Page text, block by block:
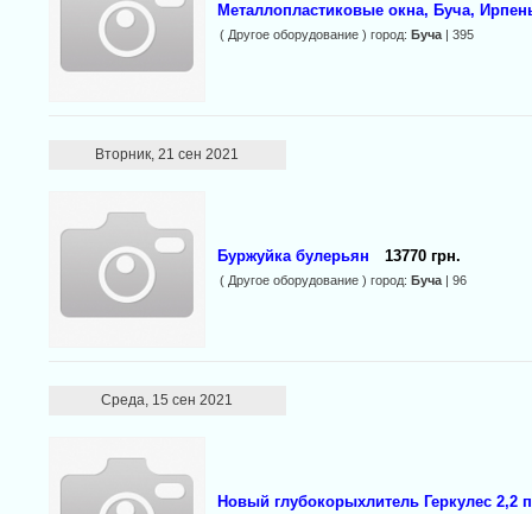
Металлопластиковые окна, Буча,
( Другое оборудование ) город: Буча| 395
Вторник, 21 сен 2021
Буржуйка булерьян 13770 грн.
( Другое оборудование ) город: Буча| 96
Среда, 15 сен 2021
Новый глубокорыхлитель Геркулес 2,2